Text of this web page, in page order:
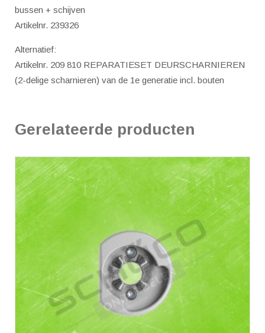
bussen + schijven
Artikelnr. 239326
Alternatief:
Artikelnr. 209 810 REPARATIESET DEURSCHARNIEREN
(2-delige scharnieren) van de 1e generatie incl. bouten
Gerelateerde producten